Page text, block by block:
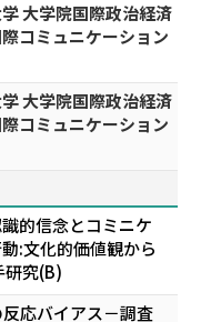
大学院国際政治経済
コミュニケーション
大学院国際政治経済
コミュニケーション
的信念とコミニケ
:文化的価値観から
研究(B)
応バイアス－調査